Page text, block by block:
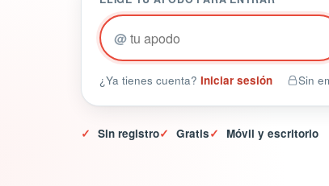
@
¿Ya tienes cuenta? Iniciar sesión Sin
✓ Sin registro✓ Gratis✓ Móvil y escritorio